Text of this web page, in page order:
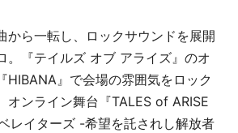
から一転し、ロックサウンドを展開
。『テイルズ オブ アライズ』のオ
HIBANA』で会場の雰囲気をロック
オンライン舞台『TALES of ARISE
レイターズ -希望を託されし解放者